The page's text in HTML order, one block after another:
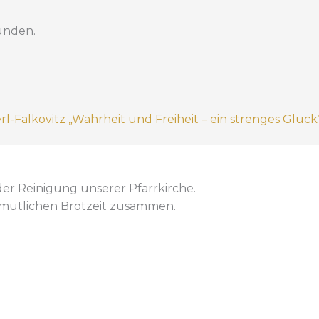
Falkovitz „Wahrheit und Freiheit – ein strenges
Reinigung unserer Pfarrkirche.
Brotzeit zusammen.